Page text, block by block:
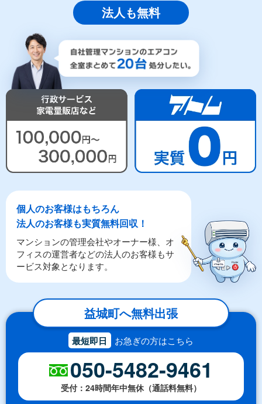
法人も無料
個人のお客様はもちろん
法人のお客様も実質無料回収！
マンションの管理会社やオーナー様、オ
フィスの運営者などの法人のお客様もサ
ービス対象となります。
益城町へ無料出張
最短即日 お急ぎの方はこちら
050-5482-9461
受付：24時間年中無休（通話料無料）